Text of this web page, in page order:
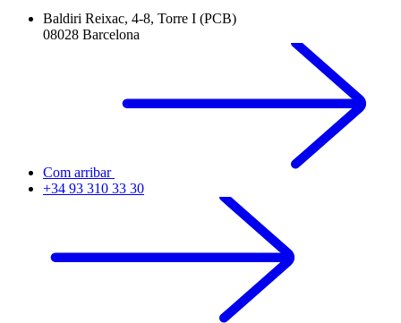
Baldiri Reixac, 4-8, Torre I (PCB)
08028 Barcelona
Com arribar
+34 93 310 33 30